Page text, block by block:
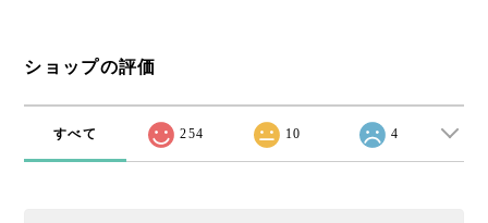
ショップの評価
すべて 254 10 4